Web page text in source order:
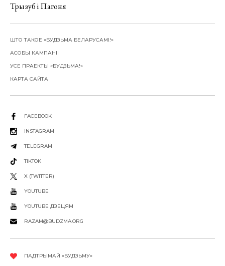
Трызуб і Пагоня
ШТО ТАКОЕ «БУДЗЬМА БЕЛАРУСАМІ!»
АСОБЫ КАМПАНІІ
УСЕ ПРАЕКТЫ «БУДЗЬМА!»
КАРТА САЙТА
FACEBOOK
INSTAGRAM
TELEGRAM
TIKTOK
X (TWITTER)
YOUTUBE
YOUTUBE ДЗЕЦЯМ
RAZAM@BUDZMA.ORG
ПАДТРЫМАЙ «БУДЗЬМУ»